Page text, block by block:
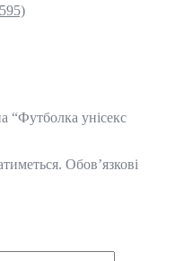
“Футболка унісекс
Обов’язкові